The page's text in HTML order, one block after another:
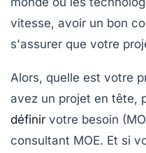
vitesse, avoir un bon
s'assurer que votre
Alors, quelle est votre
avez un projet en tête,
définir votre besoin
consultant MOE. Et si